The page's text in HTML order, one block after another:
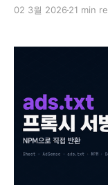
02 3월 2026 21 min